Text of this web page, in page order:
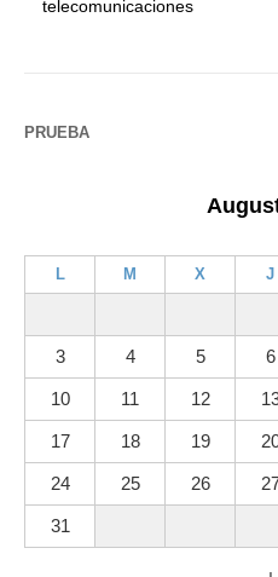
telecomunicaciones
PRUEBA
L M X J
3 4 5 6
10 11 12
17 18 19
24 25 26
31